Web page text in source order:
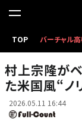
TOP バーチャル
Wソックス・村上宗隆【写真
村上宗隆が
た米国風“ノ
2026.05.11 16:44